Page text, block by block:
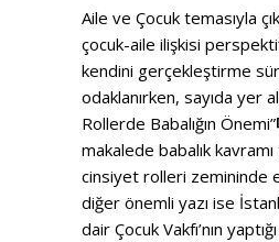
Aile ve Çocuk temasıyla
çocuk-aile ilişkisi
kendini gerçekleştirme
odaklanırken, sayıda yer
Rollerde Babalığın Önemi”
makalede babalık
cinsiyet rolleri zemininde
diğer önemli yazı ise
dair Çocuk Vakfı’nın